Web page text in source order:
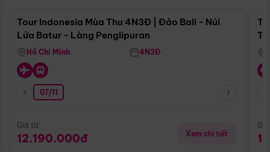
Tour Indonesia Mùa Thu 4N3Đ | Đảo Bali - Núi
Lửa Batur - Làng Penglipuran
Hồ Chí Minh 4N3Đ
07/11
Giá từ:
12.190.000đ Xem chi tiết